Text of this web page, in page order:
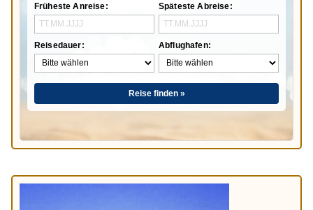
Früheste Anreise:
Reisedauer:
Späteste Abreise:
Abflughafen:
Reise finden »